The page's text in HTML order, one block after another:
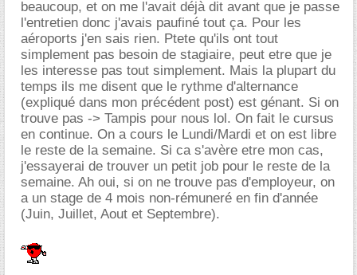
beaucoup, et on me l'avait déjà dit avant que je passe
l'entretien donc j'avais paufiné tout ça. Pour les
aéroports j'en sais rien. Ptete qu'ils ont tout
simplement pas besoin de stagiaire, peut etre que je
les interesse pas tout simplement. Mais la plupart du
temps ils me disent que le rythme d'alternance
(expliqué dans mon précédent post) est génant. Si on
trouve pas -> Tampis pour nous lol. On fait le cursus
en continue. On a cours le Lundi/Mardi et on est libre
le reste de la semaine. Si ca s'avère etre mon cas,
j'essayerai de trouver un petit job pour le reste de la
semaine. Ah oui, si on ne trouve pas d'employeur, on
a un stage de 4 mois non-rémuneré en fin d'année
(Juin, Juillet, Aout et Septembre).